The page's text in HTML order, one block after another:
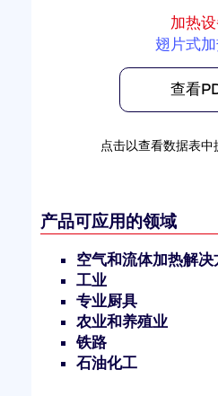
加热
翅片式
查看
点击以查看数据表
产品可应用的领域
空气和流体加热解决
工业
专业厨具
农业和养殖业
铁路
石油化工